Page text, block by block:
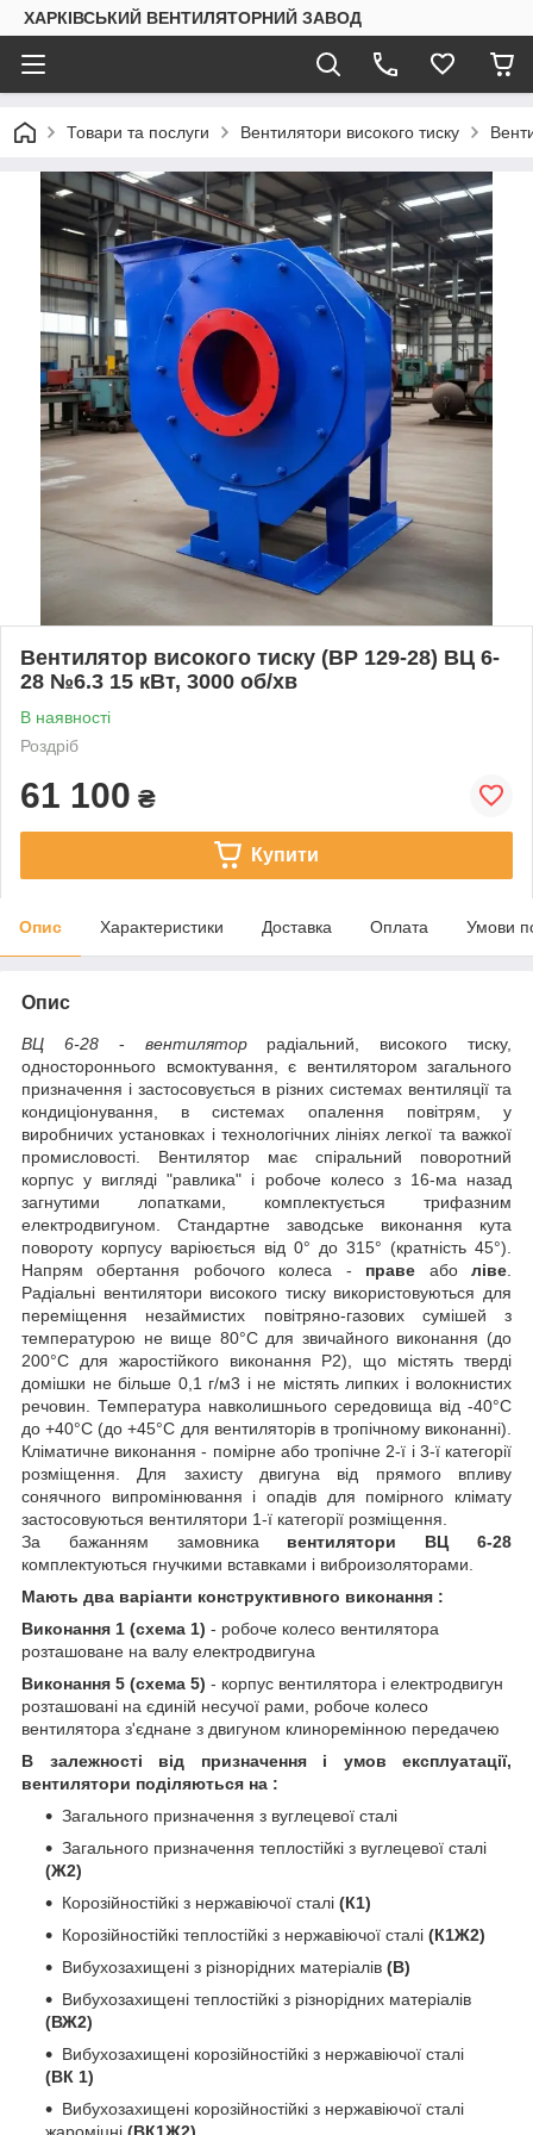
ХАРКІВСЬКИЙ ВЕНТИЛЯТОРНИЙ ЗАВОД
Товари та послуги Вентилятори високого тиску
Вентилятор високого тиску (ВР 129-28) ВЦ 6-
28 №6.3 15 кВт, 3000 об/хв
В наявності
Роздріб
61 100 ₴
Купити
Опис Характеристики Доставка Оплата Умови
Опис
ВЦ 6-28- вентиляторрадіальний, високого тиску,
одностороннього всмоктування, є вентилятором загального
призначення і застосовується в різних системах вентиляції та
кондиціонування, в системах опалення повітрям, у
виробничих установках і технологічних лініях легкої та важкої
промисловості. Вентилятор має спіральний поворотний
корпус у вигляді "равлика" і робоче колесо з 16-ма назад
загнутими лопатками, комплектується трифазним
електродвигуном. Стандартне заводське виконання кута
повороту корпусу варіюється від 0° до 315° (кратність 45°).
Напрям обертання робочого колеса - праве аболіве
Радіальні вентилятори високого тиску використовуються для
переміщення незаймистих повітряно-газових сумішей з
температурою не вище 80°С для звичайного виконання (до
200°С для жаростійкого виконання Р2), що містять тверді
домішки не більше 0,1 г/м3 і не містять липких і волокнистих
речовин. Температура навколишнього середовища від -40°С
до +40°С (до +45°С для вентиляторів в тропічному виконанні).
Кліматичне виконання - помірне або тропічне 2-ї і 3-ї категорії
розміщення. Для захисту двигуна від прямого впливу
сонячного випромінювання і опадів для помірного клімату
застосовуються вентилятори 1-ї категорії розміщення.
За бажанням замовника вентилятори ВЦ 6-28
комплектуються гнучкими вставками і виброизоляторами.
Мають два варіанти конструктивного виконання :
Виконання 1 (схема 1) - робоче колесо вентилятора
розташоване на валу електродвигуна
Виконання 5 (схема 5) - корпус вентилятора і електродвигун
розташовані на єдиній несучої рами, робоче колесо
вентилятора з'єднане з двигуном клиноремінною передачею
В залежності від призначення і умов експлуатації,
вентилятори поділяються на :
Загального призначення з вуглецевої сталі
Загального призначення теплостійкі з вуглецевої сталі
(Ж2)
Корозійностійкі з нержавіючої сталі (К1)
Корозійностійкі теплостійкі з нержавіючої сталі (К1Ж2)
Вибухозахищені з різнорідних матеріалів (В)
Вибухозахищені теплостійкі з різнорідних матеріалів
(ВЖ2)
Вибухозахищені корозійностійкі з нержавіючої сталі
(ВК 1)
Вибухозахищені корозійностійкі з нержавіючої сталі
жароміцні (ВК1Ж2)